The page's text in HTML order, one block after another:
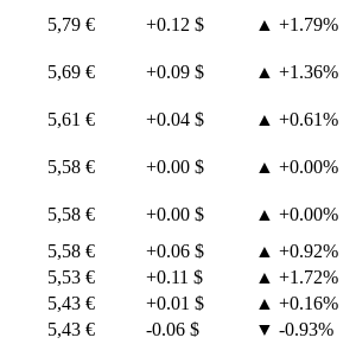
5,79 € +0.12 $
▲ +1.79%
5,69 € +0.09 $
▲ +1.36%
5,61 € +0.04 $
▲ +0.61%
5,58 € +0.00 $
▲ +0.00%
5,58 € +0.00 $
▲ +0.00%
5,58 € +0.06 $
▲ +0.92%
5,53 € +0.11 $
▲ +1.72%
5,43 € +0.01 $
▲ +0.16%
5,43 € -0.06 $
▼ -0.93%